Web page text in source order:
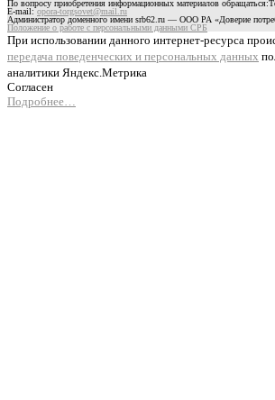
По вопросу приобретения информационных материалов
E-mail:opora-torgsovet@mail.ru
Администратор доменного имени srb62.ru — ООО РА «Доверие
Положение о работе с персональными данными СРБ
При использовании данного интернет-ресурса
передача поведенческих и персональных данных
аналитики Яндекс.Метрика
Согласен
Подробнее…